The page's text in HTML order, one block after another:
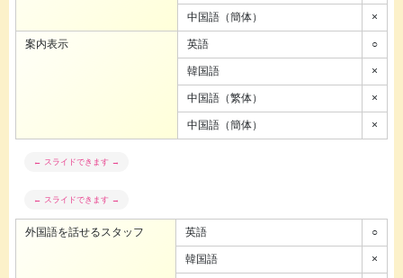
中国語（簡体） ×
案内表示 英語 ○
韓国語 ×
中国語（繁体） ×
中国語（簡体） ×
外国語を話せるスタッフ 英語 ○
韓国語 ×